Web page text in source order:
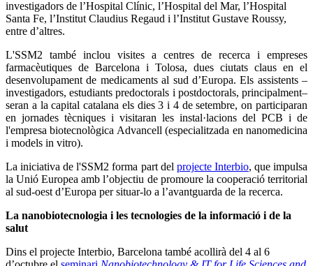
investigadors de l’Hospital Clínic, l’Hospital del Mar, l’Hospital
Santa Fe, l’Institut Claudius Regaud i l’Institut Gustave Roussy,
entre d’altres.
L'SSM2 també inclou visites a centres de recerca i empreses
farmacèutiques de Barcelona i Tolosa, dues ciutats claus en el
desenvolupament de medicaments al sud d’Europa. Els assistents –
investigadors, estudiants predoctorals i postdoctorals, principalment–
seran a la capital catalana els dies 3 i 4 de setembre, on participaran
en jornades tècniques i visitaran les instal·lacions del PCB i de
l'empresa biotecnològica Advancell (especialitzada en nanomedicina
i models in vitro).
La iniciativa de l'SSM2 forma part del projecte Interbio, que impulsa
la Unió Europea amb l’objectiu de promoure la cooperació territorial
al sud-oest d’Europa per situar-lo a l’avantguarda de la recerca.
La nanobiotecnologia i les tecnologies de la informació i de la
salut
Dins el projecte Interbio, Barcelona també acollirà del 4 al 6